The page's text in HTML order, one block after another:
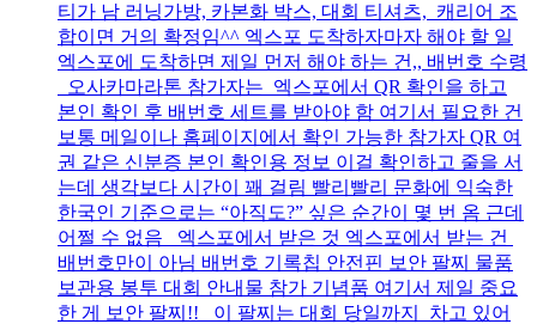
티가 남 러닝가방, 카본화 박스, 대회 티셔츠, 캐리어 조
합이면 거의 확정임^^ 엑스포 도착하자마자 해야 할 일
엑스포에 도착하면 제일 먼저 해야 하는 건,, 배번호 수령
오사카마라톤 참가자는 엑스포에서 QR 확인을 하고
본인 확인 후 배번호 세트를 받아야 함 여기서 필요한 건
보통 메일이나 홈페이지에서 확인 가능한 참가자 QR 여
권 같은 신분증 본인 확인용 정보 이걸 확인하고 줄을 서
는데 생각보다 시간이 꽤 걸림 빨리빨리 문화에 익숙한
한국인 기준으로는 “아직도?” 싶은 순간이 몇 번 옴 근데
어쩔 수 없음 엑스포에서 받은 것 엑스포에서 받는 건
배번호만이 아님 배번호 기록칩 안전핀 보안 팔찌 물품
보관용 봉투 대회 안내물 참가 기념품 여기서 제일 중요
한 게 보안 팔찌!! 이 팔찌는 대회 당일까지 차고 있어